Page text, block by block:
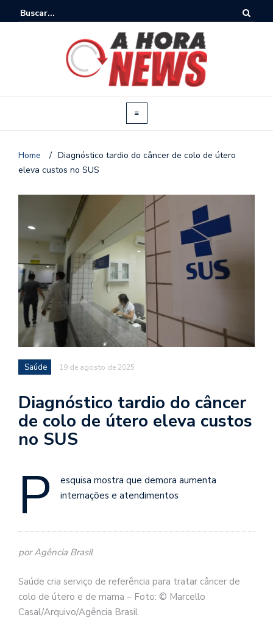
Home / Diagnóstico tardio do câncer de colo de útero
eleva custos no SUS
Saúde 19 de agosto de 2025
Diagnóstico tardio do câncer
de colo de útero eleva custos
no SUS
P
esquisa mostra que demora aumenta
internações e atendimentos
por Agência Brasil
Saúde cria serviço de referência para tratar câncer de
colo de útero e de mama – Foto: © Marcello
Casal/Arquivo/Agência Brasil